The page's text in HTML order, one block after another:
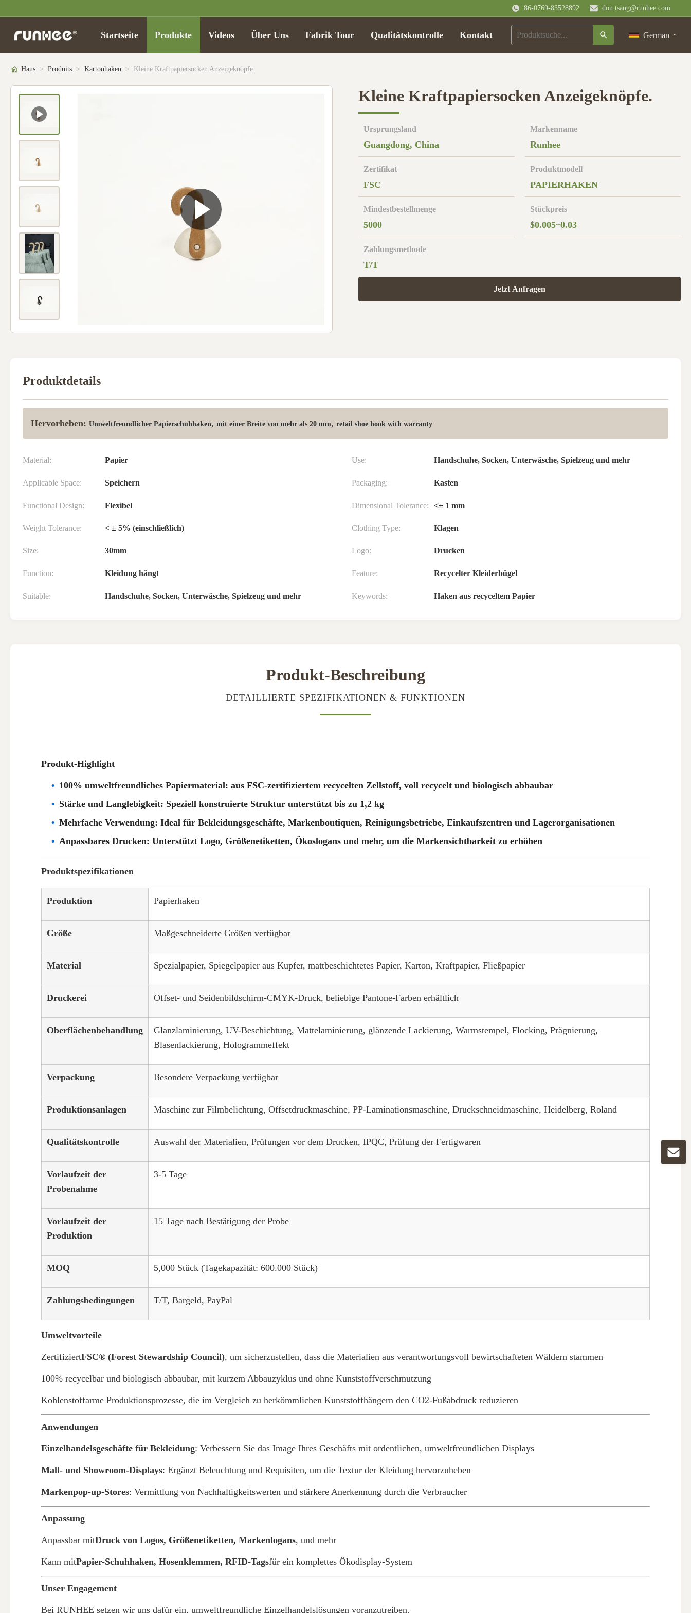
86-0769-83528892 don.tsang@runhee.com
Startseite Produkte Videos Über Uns Fabrik Tour Qualitätskontrolle Kontakt German
Haus > Produits > Kartonhaken > Kleine Kraftpapiersocken Anzeigeknöpfe.
Kleine Kraftpapiersocken Anzeigeknöpfe.
Ursprungsland
Guangdong, China
Markenname
Runhee
Zertifikat
FSC
Produktmodell
PAPIERHAKEN
Mindestbestellmenge
5000
Stückpreis
$0.005~0.03
Zahlungsmethode
T/T
Jetzt Anfragen
Produktdetails
Hervorheben: Umweltfreundlicher Papierschuhhaken, mit einer Breite von mehr als 20 mm, retail shoe hook with warranty
Material: Papier Use: Handschuhe, Socken, Unterwäsche, Spielzeug und mehr
Applicable Space: Speichern Packaging: Kasten
Functional Design: Flexibel Dimensional Tolerance: <± 1 mm
Weight Tolerance: < ± 5% (einschließlich) Clothing Type: Klagen
Size: 30mm Logo: Drucken
Function: Kleidung hängt Feature: Recycelter Kleiderbügel
Suitable: Handschuhe, Socken, Unterwäsche, Spielzeug und mehr Keywords: Haken aus recyceltem Papier
Produkt-Beschreibung
DETAILLIERTE SPEZIFIKATIONEN & FUNKTIONEN
Produkt-Highlight
100% umweltfreundliches Papiermaterial: aus FSC-zertifiziertem recycelten Zellstoff, voll recycelt und biologisch abbaubar
Stärke und Langlebigkeit: Speziell konstruierte Struktur unterstützt bis zu 1,2 kg
Mehrfache Verwendung: Ideal für Bekleidungsgeschäfte, Markenboutiquen, Reinigungsbetriebe, Einkaufszentren und Lagerorganisationen
Anpassbares Drucken: Unterstützt Logo, Größenetiketten, Ökoslogans und mehr, um die Markensichtbarkeit zu erhöhen
Produktspezifikationen
Produktion Papierhaken
Größe Maßgeschneiderte Größen verfügbar
Material Spezialpapier, Spiegelpapier aus Kupfer, mattbeschichtetes Papier, Karton, Kraftpapier, Fließpapier
Druckerei Offset- und Seidenbildschirm-CMYK-Druck, beliebige Pantone-Farben erhältlich
Oberflächenbehandlung
Glanzlaminierung, UV-Beschichtung, Mattelaminierung, glänzende Lackierung, Warmstempel, Flocking, Prägnierung,
Blasenlackierung, Hologrammeffekt
Verpackung Besondere Verpackung verfügbar
Produktionsanlagen Maschine zur Filmbelichtung, Offsetdruckmaschine, PP-Laminationsmaschine, Druckschneidmaschine, Heidelberg, Roland
Qualitätskontrolle Auswahl der Materialien, Prüfungen vor dem Drucken, IPQC, Prüfung der Fertigwaren
Vorlaufzeit der
Probenahme
3-5 Tage
Vorlaufzeit der
Produktion
15 Tage nach Bestätigung der Probe
MOQ 5,000 Stück (Tagekapazität: 600.000 Stück)
Zahlungsbedingungen T/T, Bargeld, PayPal
Umweltvorteile
ZertifiziertFSC® (Forest Stewardship Council), um sicherzustellen, dass die Materialien aus verantwortungsvoll bewirtschafteten Wäldern stammen
100% recycelbar und biologisch abbaubar, mit kurzem Abbauzyklus und ohne Kunststoffverschmutzung
Kohlenstoffarme Produktionsprozesse, die im Vergleich zu herkömmlichen Kunststoffhängern den CO2-Fußabdruck reduzieren
Anwendungen
Einzelhandelsgeschäfte für Bekleidung: Verbessern Sie das Image Ihres Geschäfts mit ordentlichen, umweltfreundlichen Displays
Mall- und Showroom-Displays: Ergänzt Beleuchtung und Requisiten, um die Textur der Kleidung hervorzuheben
Markenpop-up-Stores: Vermittlung von Nachhaltigkeitswerten und stärkere Anerkennung durch die Verbraucher
Anpassung
Anpassbar mitDruck von Logos, Größenetiketten, Markenlogans, und mehr
Kann mitPapier-Schuhhaken, Hosenklemmen, RFID-Tagsfür ein komplettes Ökodisplay-System
Unser Engagement
Bei RUNHEE setzen wir uns dafür ein, umweltfreundliche Einzelhandelslösungen voranzutreiben.